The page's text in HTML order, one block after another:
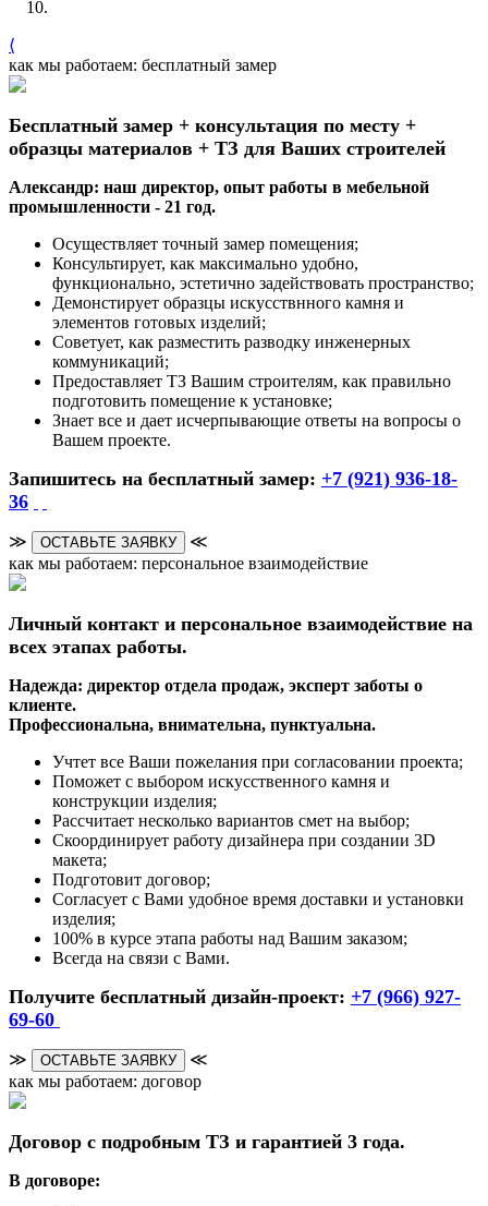
⟨
как мы работаем: бесплатный замер
Бесплатный замер + консультация по месту +
образцы материалов + ТЗ для Ваших строителей
Александр: наш директор, опыт работы в мебельной
промышленности - 21 год.
Осуществляет точный замер помещения;
Консультирует, как максимально удобно,
функционально, эстетично задействовать пространство;
Демонстирует образцы искусствнного камня и
элементов готовых изделий;
Советует, как разместить разводку инженерных
коммуникаций;
Предоставляет ТЗ Вашим строителям, как правильно
подготовить помещение к установке;
Знает все и дает исчерпывающие ответы на вопросы о
Вашем проекте.
Запишитесь на бесплатный замер: +7 (921) 936-18-
36
≫ ОСТАВЬТЕ ЗАЯВКУ
≪
как мы работаем: персональное взаимодействие
Личный контакт и персональное взаимодействие на
всех этапах работы.
Надежда: директор отдела продаж, эксперт заботы о
клиенте.
Профессиональна, внимательна, пунктуальна.
Учтет все Ваши пожелания при согласовании проекта;
Поможет с выбором искусственного камня и
конструкции изделия;
Рассчитает несколько вариантов смет на выбор;
Скоординирует работу дизайнера при создании 3D
макета;
Подготовит договор;
Согласует с Вами удобное время доставки и установки
изделия;
100% в курсе этапа работы над Вашим заказом;
Всегда на связи с Вами.
Получите бесплатный дизайн-проект: +7 (966) 927-
69-60
≫ ОСТАВЬТЕ ЗАЯВКУ
≪
как мы работаем: договор
Договор с подробным ТЗ и гарантией 3 года.
В договоре: